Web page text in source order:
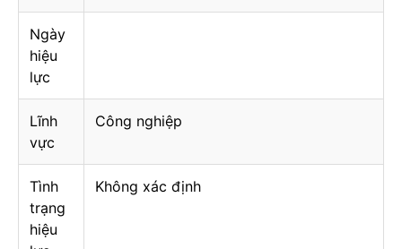
Ngày
hiệu
lực
Lĩnh
vực
Công nghiệp
Tình
trạng
hiệu
Không xác định